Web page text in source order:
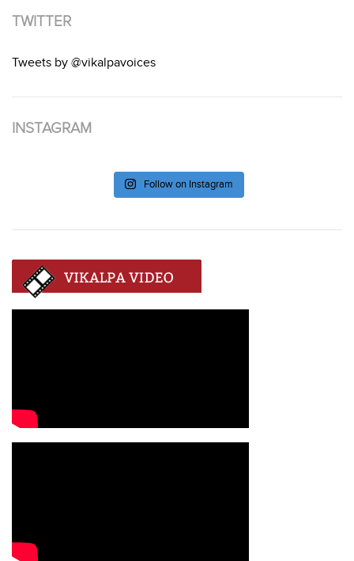
TWITTER
Tweets by @vikalpavoices
INSTAGRAM
Follow on Instagram